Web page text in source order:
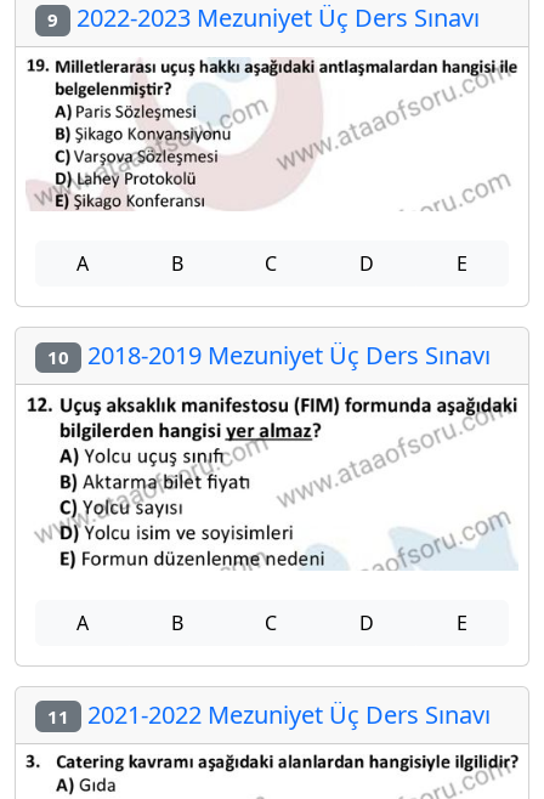
9 2022-2023 Mezuniyet Üç Ders Sınavı
A B C D E
10 2018-2019 Mezuniyet Üç Ders Sınavı
A B C D E
11 2021-2022 Mezuniyet Üç Ders Sınavı